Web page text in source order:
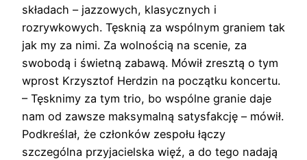
składach – jazzowych, klasycznych i
rozrywkowych. Tęsknią za wspólnym graniem tak
jak my za nimi. Za wolnością na scenie, za
swobodą i świetną zabawą. Mówił zresztą o tym
wprost Krzysztof Herdzin na początku koncertu.
– Tęsknimy za tym trio, bo wspólne granie daje
nam od zawsze maksymalną satysfakcję – mówił.
Podkreślał, że członków zespołu łączy
szczególna przyjacielska więź, a do tego nadają